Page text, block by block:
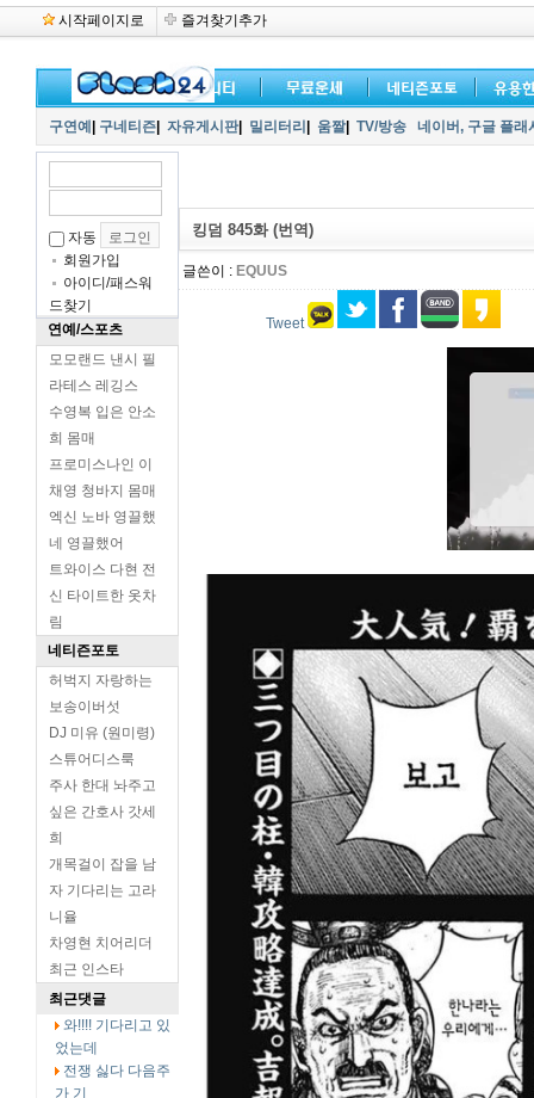
시작페이지로 즐겨찾기추가
구연예 구네티즌 자유게시판| 밀리터리 움짤| TV/방송 네이버, 구글 플
자동
회원가입
아이디/패스워
드찾기
연예/스포츠
모모랜드 낸시 필
라테스 레깅스
수영복 입은 안소
희 몸매
프로미스나인 이
채영 청바지 몸매
엑신 노바 영끌했
네 영끌했어
트와이스 다현 전
신 타이트한 옷차
림
네티즌포토
허벅지 자랑하는
보송이버섯
DJ 미유 (원미령)
스튜어디스룩
주사 한대 놔주고
싶은 간호사 갓세
희
개목걸이 잡을 남
자 기다리는 고라
니율
차영현 치어리더
최근 인스타
최근댓글
와!!!! 기다리고 있
었는데
전쟁 싫다 다음주
가 기
킹덤 845화 (번역)
글쓴이 : EQUUS
Tweet